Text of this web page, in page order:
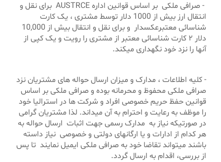
- صرافی ملکی بر اساس قوانین اداره AUSTRCE برای نقل و
انتقال ارز بیش از 1000 دلار توسط مشتری ، یک کارت
شناسائی معتبرعکسدار و برای نقل و انتقال بیش از 10,000
دلار ۲ کارت شناسائی معتبر از مشتری را رویت و یک کپی از
آنها را نزد خود نگهداری میکند.
- کلیه اطلاعات ، مدارک و میزان ارسال حواله های مشتریان نزد
صرافی ملکی محفوظ و محرمانه بوده و صرافی ملکی بر اساس
قوانین حفظ حریم خصوصی افراد و شرکت ها در استرالیا خود
را موظف به رعایت و احترام به آن میداند. لذا مشتریان گرامی
در صورتیکه نیاز به مدارک رسمی جهت اثبات ارسال حواله به
هر کدام از ادارات و یا ارگانهای دولتی و خصوصی نیاز داسته
باشند میتواند تقاضا خود به صرافی ملکی ایمیل نمایند تا پس
از بررسی، اقدام به ارسال گردد.